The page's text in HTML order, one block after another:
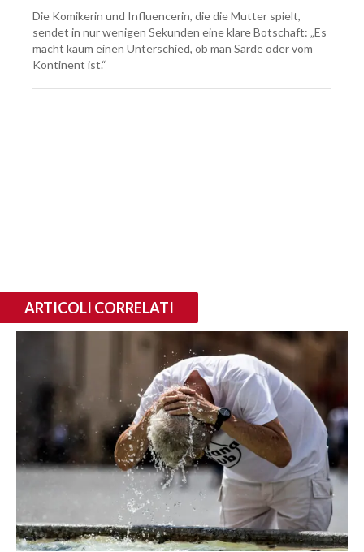
Die Komikerin und Influencerin, die die Mutter spielt,
sendet in nur wenigen Sekunden eine klare Botschaft: „Es
macht kaum einen Unterschied, ob man Sarde oder vom
Kontinent ist.“
ARTICOLI CORRELATI